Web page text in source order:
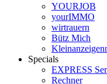
YOURJOB
yourIMMO
wirtrauern
Bütz Mich
Specials
EXPRESS
Rechner